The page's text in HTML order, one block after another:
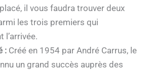
il vous faudra trouver deux
les trois premiers qui
l’arrivée.
: Créé en 1954 par André Carrus, le
un grand succès auprès des